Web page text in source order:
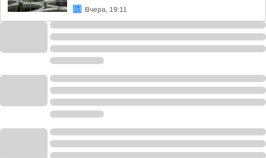
Вчера, 19:11